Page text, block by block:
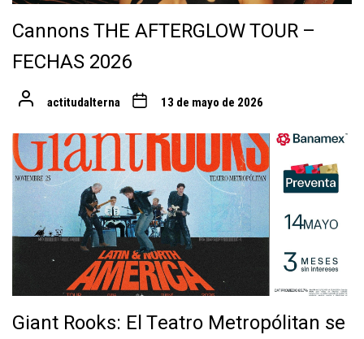
Cannons THE AFTERGLOW TOUR –
FECHAS 2026
actitudalterna 13 de mayo de 2026
Giant Rooks: El Teatro Metropólitan se